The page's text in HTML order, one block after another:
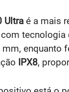
Ultra é a mais
tecnologia
enquanto
IPX8,